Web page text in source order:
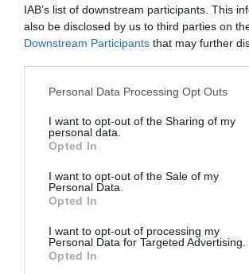
IAB’s list of downstream participants. This
also be disclosed by us to third parties on
Downstream Participants that may further
Please note that this website/app uses one
not limited to your visit or usage behaviour.
grant or deny consent to Google and its
use your data for below specified purposes
consent section.
Personal Data Processing Opt Outs
I want to opt-out of the Sharing of my
personal data.
Opted In
I want to opt-out of the Sale of my
Personal Data.
Opted In
I want to opt-out of processing my
Personal Data for Targeted Advertising.
Opted In
ΕΛΛΑΔΑ
Παράδοση απορριμματοφόρων
ειδικής ανακύκλωσης από την
Αττικής στον Δήμο Παλαιού
Τι δήλωσε ο περιφερειάρχης Αττικής
Πατούλης
19.03.2022 - 12:44